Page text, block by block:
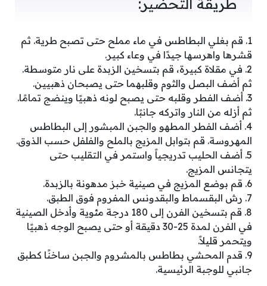
طريقة التحضير:
1. قم بغلي البطاطس في ماء مملح حتى تصبح طرية. ثم
قشرها واهرسها جيدًا في وعاء كبير.
2. في مقلاة كبيرة، قم بتسخين الزبدة على نار متوسطة.
ثم أضف البصل والثوم وقلبهما حتى يصبحان ذهبيين.
3. أضف الفطر وقلبه حتى يصبح لونه ذهبيًا وينضج تمامًا.
ثم أزله من النار واتركه جانبًا.
4. أضف الفطر المطهو والجبن المبشور إلى البطاطس
المهروسة. قم بتوابل المزيج بالملح والفلفل حسب الذوق.
5. أضف الحليب تدريجياً واستمر في التقليب حتى
يتجانس المزيج.
6. قم بوضع المزيج في صينية خبز مدهونة بالزبدة.
7. رش البقسماط والبقدونس المفروم فوق الطبق.
8. قم بتسخين الفرن إلى 180 درجة مئوية وأدخل الصينية
في الفرن لمدة 25-30 دقيقة أو حتى يصبح الوجه ذهبيًا
ويتحمر قليلاً.
9. قدم المحشي بطاطس بالمشروم والجبن ساخنًا كطبق
جانبي للوجبة الرئيسية.